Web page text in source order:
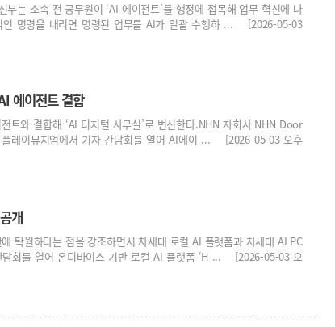
부는 소속 전 공무원이 ‘AI 에이전트’를 행정에 접목해 업무 혁신에 나
인 명령을 내리면 명령된 업무를 AI가 일괄 수행하 ... [2026-05-03
에이전트 결합
트와 결합해 ‘AI 디지털 사무실’로 변신한다.NHN 자회사 NHN Door
레이뮤지엄에서 기자 간담회를 열어 AI에이 ... [2026-05-03 오후
개
탁월하다는 점을 강조하면서 차세대 로컬 AI 플랫폼과 차세대 AI PC
담회를 열어 온디바이스 기반 로컬 AI 플랫폼 ‘H ... [2026-05-03 오